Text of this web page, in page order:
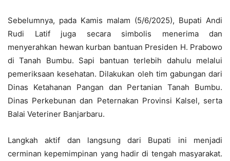
Sebelumnya, pada Kamis malam (5/6/2025), Bupati Andi
Rudi Latif juga secara simbolis menerima dan
menyerahkan hewan kurban bantuan Presiden H. Prabowo
di Tanah Bumbu. Sapi bantuan terlebih dahulu melalui
pemeriksaan kesehatan. Dilakukan oleh tim gabungan dari
Dinas Ketahanan Pangan dan Pertanian Tanah Bumbu.
Dinas Perkebunan dan Peternakan Provinsi Kalsel, serta
Balai Veteriner Banjarbaru.
Langkah aktif dan langsung dari Bupati ini menjadi
cerminan kepemimpinan yang hadir di tengah masyarakat.